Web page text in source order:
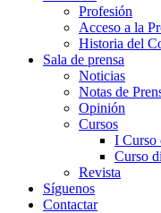
Profesión
Acceso a la
Historia del
Sala de prensa
Noticias
Notas de
Opinión
Cursos
I Curso
Curso
Revista
Síguenos
Contactar